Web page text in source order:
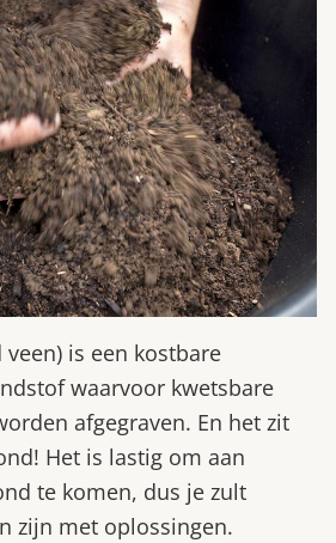
is een kostbare
waarvoor kwetsbare
afgegraven. En het zit
Het is lastig om aan
te komen, dus je zult
zijn met oplossingen.